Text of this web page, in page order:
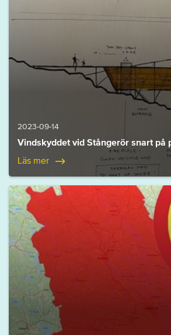
2023-09-14
Vindskyddet vid Stångerör snart på
Läs mer